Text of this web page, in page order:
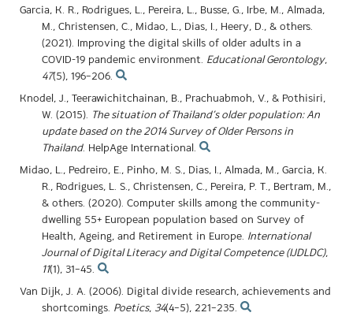
Garcia, K. R., Rodrigues, L., Pereira, L., Busse, G., Irbe, M., Almada,
M., Christensen, C., Midao, L., Dias, I., Heery, D., & others.
(2021). Improving the digital skills of older adults in a
COVID-19 pandemic environment. Educational Gerontology,
47(5), 196–206.
Knodel, J., Teerawichitchainan, B., Prachuabmoh, V., & Pothisiri,
W. (2015). The situation of Thailand’s older population: An
update based on the 2014 Survey of Older Persons in
Thailand. HelpAge International.
Midao, L., Pedreiro, E., Pinho, M. S., Dias, I., Almada, M., Garcia, K.
R., Rodrigues, L. S., Christensen, C., Pereira, P. T., Bertram, M.,
& others. (2020). Computer skills among the community-
dwelling 55+ European population based on Survey of
Health, Ageing, and Retirement in Europe. International
Journal of Digital Literacy and Digital Competence (IJDLDC),
11(1), 31–45.
Van Dijk, J. A. (2006). Digital divide research, achievements and
shortcomings. Poetics, 34(4–5), 221–235.